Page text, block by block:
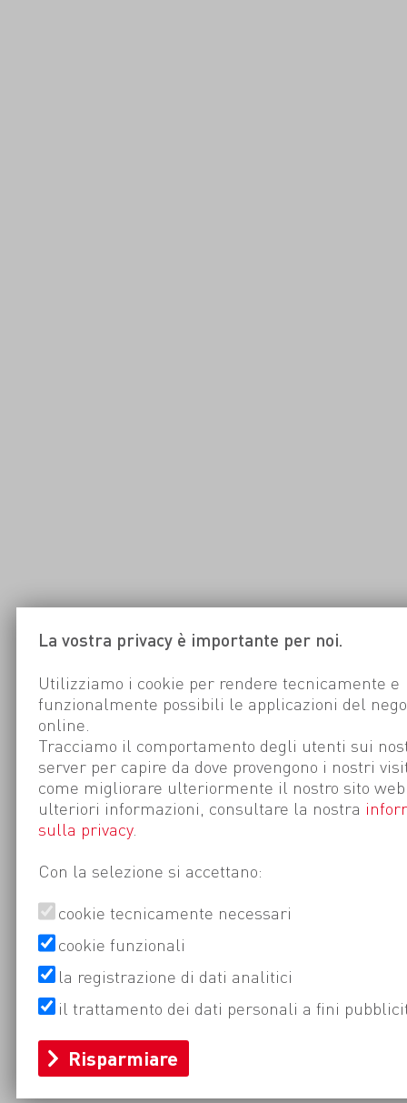
La vostra privacy è importante per noi.
Utilizziamo i cookie per rendere tecnicamente e
funzionalmente possibili le applicazioni del
online.
Tracciamo il comportamento degli utenti sui
server per capire da dove provengono i nostri
come migliorare ulteriormente il nostro sito
ulteriori informazioni, consultare la nostra
sulla privacy.
Con la selezione si accettano:
cookie tecnicamente necessari
cookie funzionali
la registrazione di dati analitici
il trattamento dei dati personali a fini
Risparmiare